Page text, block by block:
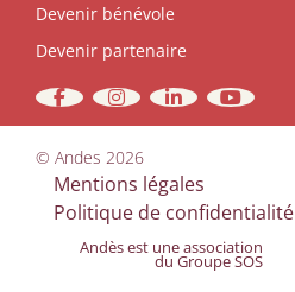
Devenir bénévole
Devenir partenaire
© Andes 2026
Mentions légales
Politique de confidentialité
Andès est une association
du Groupe SOS